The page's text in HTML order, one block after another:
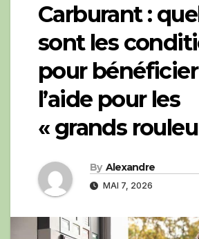
Carburant :
sont les
pour
l’aide pour les
« grands
By Alexandre
MAI 7, 2026